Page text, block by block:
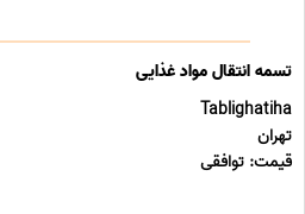
تسمه انتقال مواد غذایی
Tablighatiha
تهران
قیمت: توافقی